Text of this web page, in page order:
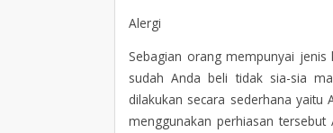
Alergi
Sebagian orang mempunyai
sudah Anda beli tidak sia-sia
dilakukan secara sederhana
menggunakan perhiasan